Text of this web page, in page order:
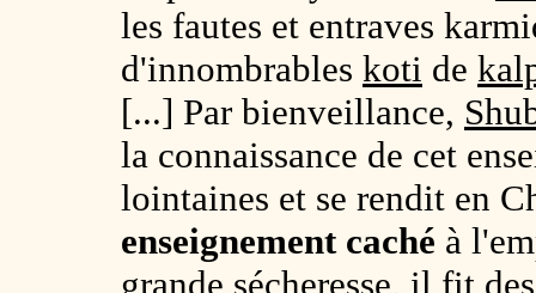
les fautes et entraves
d'innombrables koti de
[...] Par bienveillance,
la connaissance de cet
lointaines et se rendit en
enseignement caché à
grande sécheresse, il fit